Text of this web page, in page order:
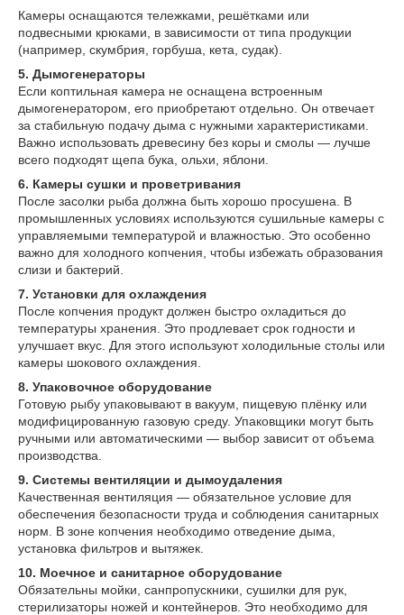
Камеры оснащаются тележками, решётками или
подвесными крюками, в зависимости от типа продукции
(например, скумбрия, горбуша, кета, судак).
5. Дымогенераторы
Если коптильная камера не оснащена встроенным
дымогенератором, его приобретают отдельно. Он отвечает
за стабильную подачу дыма с нужными характеристиками.
Важно использовать древесину без коры и смолы — лучше
всего подходят щепа бука, ольхи, яблони.
6. Камеры сушки и проветривания
После засолки рыба должна быть хорошо просушена. В
промышленных условиях используются сушильные камеры с
управляемыми температурой и влажностью. Это особенно
важно для холодного копчения, чтобы избежать образования
слизи и бактерий.
7. Установки для охлаждения
После копчения продукт должен быстро охладиться до
температуры хранения. Это продлевает срок годности и
улучшает вкус. Для этого используют холодильные столы или
камеры шокового охлаждения.
8. Упаковочное оборудование
Готовую рыбу упаковывают в вакуум, пищевую плёнку или
модифицированную газовую среду. Упаковщики могут быть
ручными или автоматическими — выбор зависит от объема
производства.
9. Системы вентиляции и дымоудаления
Качественная вентиляция — обязательное условие для
обеспечения безопасности труда и соблюдения санитарных
норм. В зоне копчения необходимо отведение дыма,
установка фильтров и вытяжек.
10. Моечное и санитарное оборудование
Обязательны мойки, санпропускники, сушилки для рук,
стерилизаторы ножей и контейнеров. Это необходимо для